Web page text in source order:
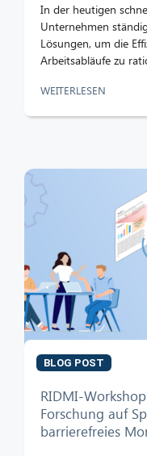
In der heutigen
Unternehmen
Lösungen, um die
Arbeitsabläufe zu
WEITERLESEN
BLOG POST
RIDMI-
Forschung auf
barrierefreies